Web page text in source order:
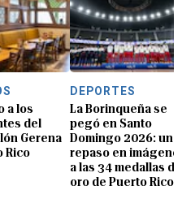
a los
del
Gerena
Rico
DEPORTES
La Borinqueña se
pegó en Santo
Domingo 2026: un
repaso en
a las 34 medallas de
oro de Puerto Rico